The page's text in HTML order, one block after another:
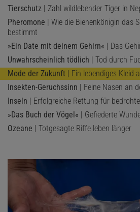
Tierschutz | Zahl wildlebender Tiger in
Pheromone | Wie die Bienenkönigin das
bestimmt
»Ein Date mit deinem Gehirn« | Das
Unwahrscheinlich tödlich | Tod durch
Mode der Zukunft | Ein lebendiges Kleid
Insekten-Geruchssinn | Feine Nasen an
Inseln | Erfolgreiche Rettung für
»Das Buch der Vögel« | Gefiederte
Ozeane | Totgesagte Riffe leben länger